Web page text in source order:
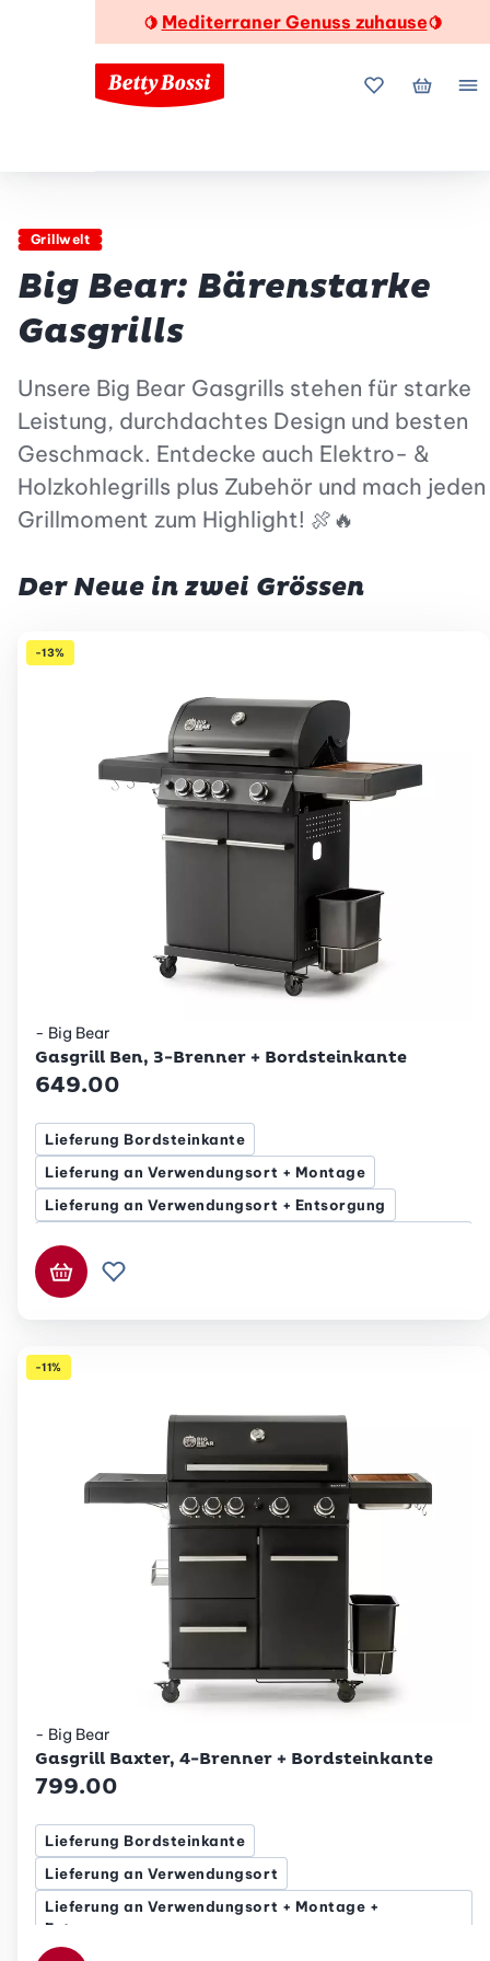
🍋 Mediterraner Genuss zuhause🍋
MeineMein
Grillwelt
Big Bear: Bärenstarke
Gasgrills
Unsere Big Bear Gasgrills stehen für starke
Leistung, durchdachtes Design und besten
Geschmack. Entdecke auch Elektro- &
Holzkohlegrills plus Zubehör und mach jeden
Grillmoment zum Highlight! 🍖🔥
Der Neue in zwei Grössen
-13%
Betty Bossi
- Big Bear
Gasgrill Ben, 3-Brenner + Bordsteinkante
649.00
Lieferung Bordsteinkante
Lieferung an Verwendungsort + Montage
Lieferung an Verwendungsort + Entsorgung
Entsorgung
Lieferung an Verwendungsort
In den Warenkorb
Zur Wunschliste hinzufügen
-11%
Betty Bossi
- Big Bear
Gasgrill Baxter, 4-Brenner + Bordsteinkante
799.00
Lieferung Bordsteinkante
Lieferung an Verwendungsort
Lieferung an Verwendungsort + Montage +
Entsorgung